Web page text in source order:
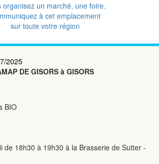
organisez un marché, une foire.
à cet emplacement
sur toute votre région
2025
DE GISORS à GISORS
BIO
de 18h30 à 19h30 à la Brasserie de Sutter -